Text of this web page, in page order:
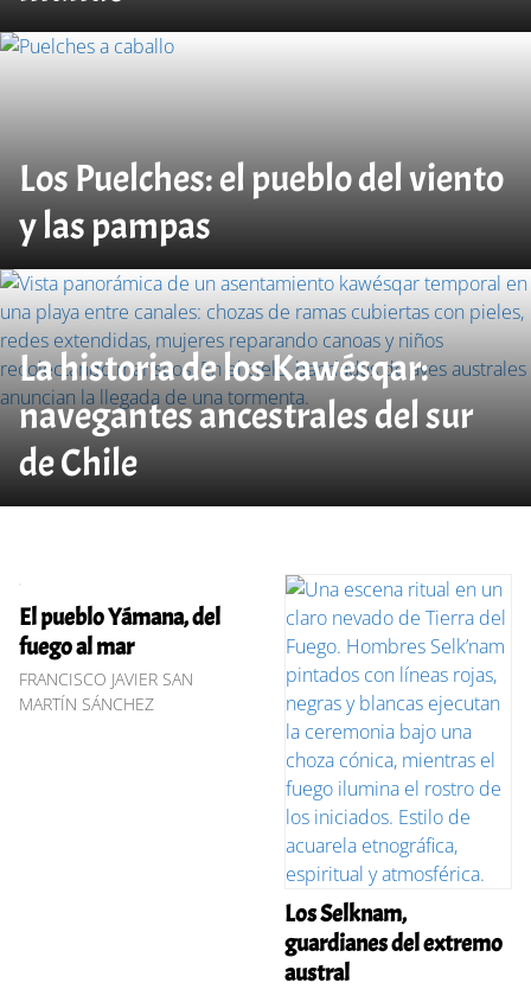
Los Puelches: el pueblo del viento
y las pampas
La historia de los Kawésqar:
navegantes ancestrales del sur
de Chile
El pueblo Yámana, del
fuego al mar
FRANCISCO JAVIER SAN
MARTÍN SÁNCHEZ
Los Selknam,
guardianes del extremo
austral